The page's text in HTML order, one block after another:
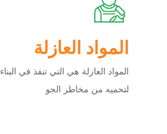
المواد العازلة
المواد العازلة هي التي تنفذ في البناء
لتحميه من مخاطر الجو